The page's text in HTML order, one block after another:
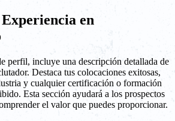
en
perfil, incluye una descripción detallada de
Destaca tus colocaciones exitosas,
y cualquier certificación o formación
Esta sección ayudará a los prospectos
el valor que puedes proporcionar.